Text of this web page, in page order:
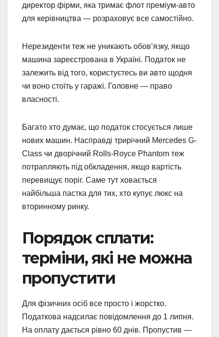
директор фірми, яка тримає флот преміум-авто
для керівництва — розраховує все самостійно.
Нерезиденти теж не уникають обов’язку, якщо
машина зареєстрована в Україні. Податок не
залежить від того, користуєтесь ви авто щодня
чи воно стоїть у гаражі. Головне — право
власності.
Багато хто думає, що податок стосується лише
нових машин. Насправді трирічний Mercedes G-
Class чи дворічний Rolls-Royce Phantom теж
потрапляють під обкладення, якщо вартість
перевищує поріг. Саме тут ховається
найбільша пастка для тих, хто купує люкс на
вторинному ринку.
Порядок сплати:
терміни, які не можна
пропустити
Для фізичних осіб все просто і жорстко.
Податкова надсилає повідомлення до 1 липня.
На оплату дається рівно 60 днів. Пропустив —